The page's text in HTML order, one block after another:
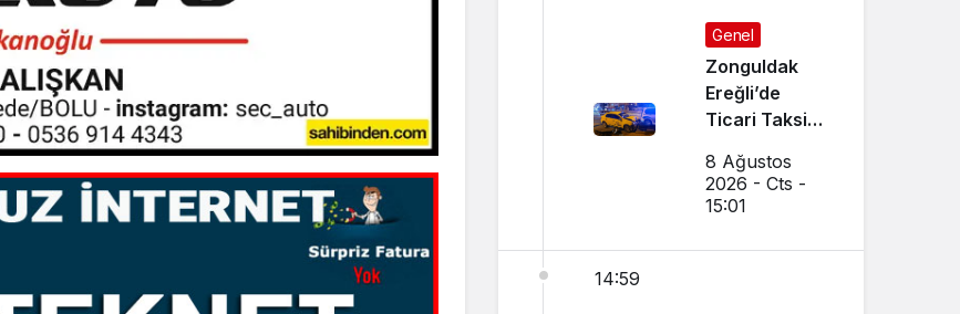
Genel
Zonguldak
Ereğli’de
Ticari Taksi
Çarpıştı
8 Ağustos
2026 - Cts -
15:01
14:59